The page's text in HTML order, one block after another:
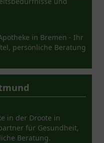
in Bremen - Ihr
persönliche Beratung
in der Droote in
für Gesundheit,
Beratung.